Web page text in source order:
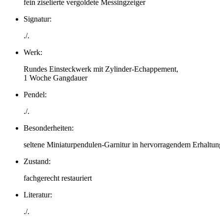
fein ziselierte vergoldete Messingzeiger
Signatur:
./.
Werk:
Rundes Einsteckwerk mit Zylinder-Echappement,
1 Woche Gangdauer
Pendel:
./.
Besonderheiten:
seltene Miniaturpendulen-Garnitur in hervorragendem
Zustand:
fachgerecht restauriert
Literatur:
./.